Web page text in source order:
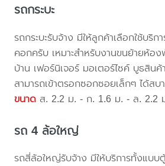
รถกระบะ
รถกระบะรับจ้าง มีให้ลูกค้าเลือกใช้บริ
คอกครับ เหมาะสำหรับงานขนย้ายห้
บ้าน เฟอร์นิเจอร์ มอเตอร์ไซค์ บูธสิน
สามารถเข้าตรอกซอกซอยเล็กๆ ได้สบ
ขนาด ส. 2.2 ม. - ก. 1.6 ม. - ล. 2.2
รถ 4 ล้อใหญ่
รถสี่ล้อใหญ่รับจ้าง มีให้บริการทั้งแบบ